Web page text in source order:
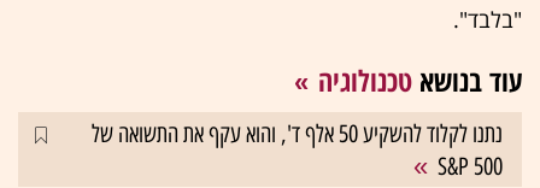
"בלבד".
עוד בנושא טכנולוגיה
נתנו לקלוד להשקיע 50 אלף ד', והוא עקף את התשואה של
S&P 500